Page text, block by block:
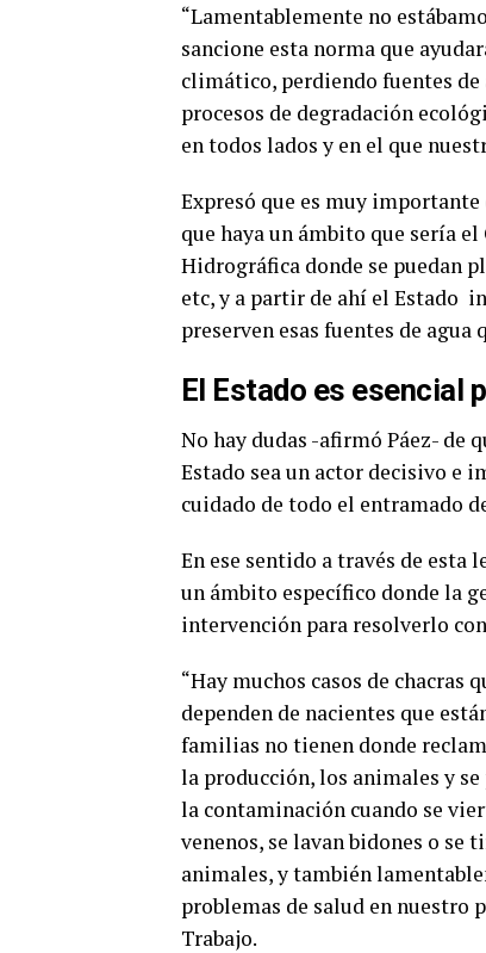
“Lamentablemente no
sancione esta norma que
climático, perdiendo fuentes de
procesos de degradación
en todos lados y en el que
Expresó que es muy
que haya un ámbito que sería
Hidrográfica donde se puedan
etc, y a partir de ahí el Estado
preserven esas fuentes de agua
El Estado es esencial
No hay dudas -afirmó Páez- de
Estado sea un actor decisivo e
cuidado de todo el entramado
En ese sentido a través de
un ámbito específico donde la
intervención para resolverlo
“Hay muchos casos de chacras
dependen de nacientes que
familias no tienen donde
la producción, los animales y
la contaminación cuando se
venenos, se lavan bidones o se
animales, y también
problemas de salud en nuestro
Trabajo.